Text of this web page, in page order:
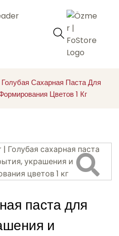
Голубая Сахарная Паста Для
Цветов 1 Кг
паста для
и